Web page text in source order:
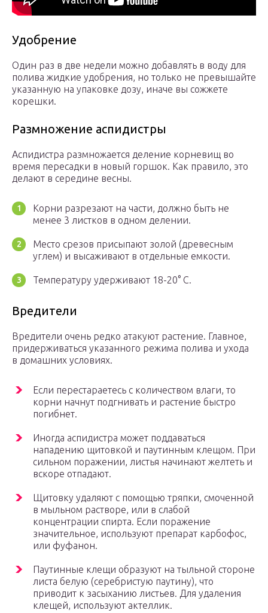
Удобрение
Один раз в две недели можно добавлять в воду для
полива жидкие удобрения, но только не превышайте
указанную на упаковке дозу, иначе вы сожжете
корешки.
Размножение аспидистры
Аспидистра размножается деление корневищ во
время пересадки в новый горшок. Как правило, это
делают в середине весны.
Корни разрезают на части, должно быть не
менее 3 листков в одном делении.
Место срезов присыпают золой (древесным
углем) и высаживают в отдельные емкости.
Температуру удерживают 18-20° С.
Вредители
Вредители очень редко атакуют растение. Главное,
придерживаться указанного режима полива и ухода
в домашних условиях.
Если перестараетесь с количеством влаги, то
корни начнут подгнивать и растение быстро
погибнет.
Иногда аспидистра может поддаваться
нападению щитовкой и паутинным клещом. При
сильном поражении, листья начинают желтеть и
вскоре отпадают.
Щитовку удаляют с помощью тряпки, смоченной
в мыльном растворе, или в слабой
концентрации спирта. Если поражение
значительное, используют препарат карбофос,
или фуфанон.
Паутинные клещи образуют на тыльной стороне
листа белую (серебристую паутину), что
приводит к засыханию листьев. Для удаления
клещей, используют актеллик.